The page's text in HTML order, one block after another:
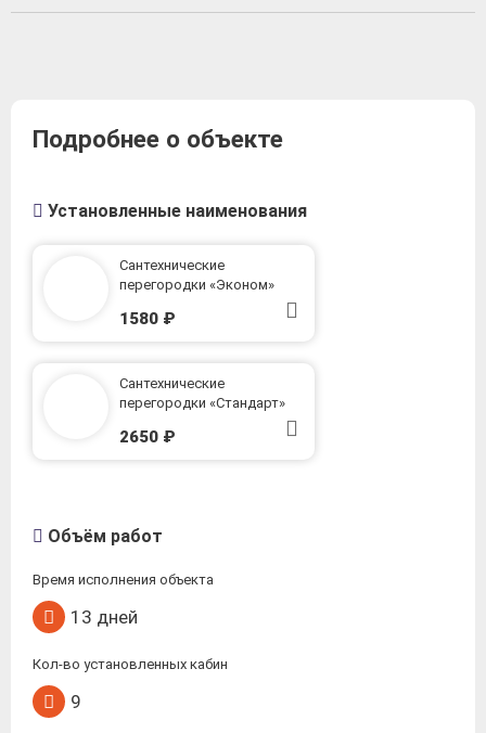
Подробнее о объекте
Установленные наименования
Сантехнические
перегородки «Эконом»
1580 ₽
Сантехнические
перегородки «Стандарт»
2650 ₽
Объём работ
Время исполнения объекта
13 дней
Кол-во установленных кабин
9